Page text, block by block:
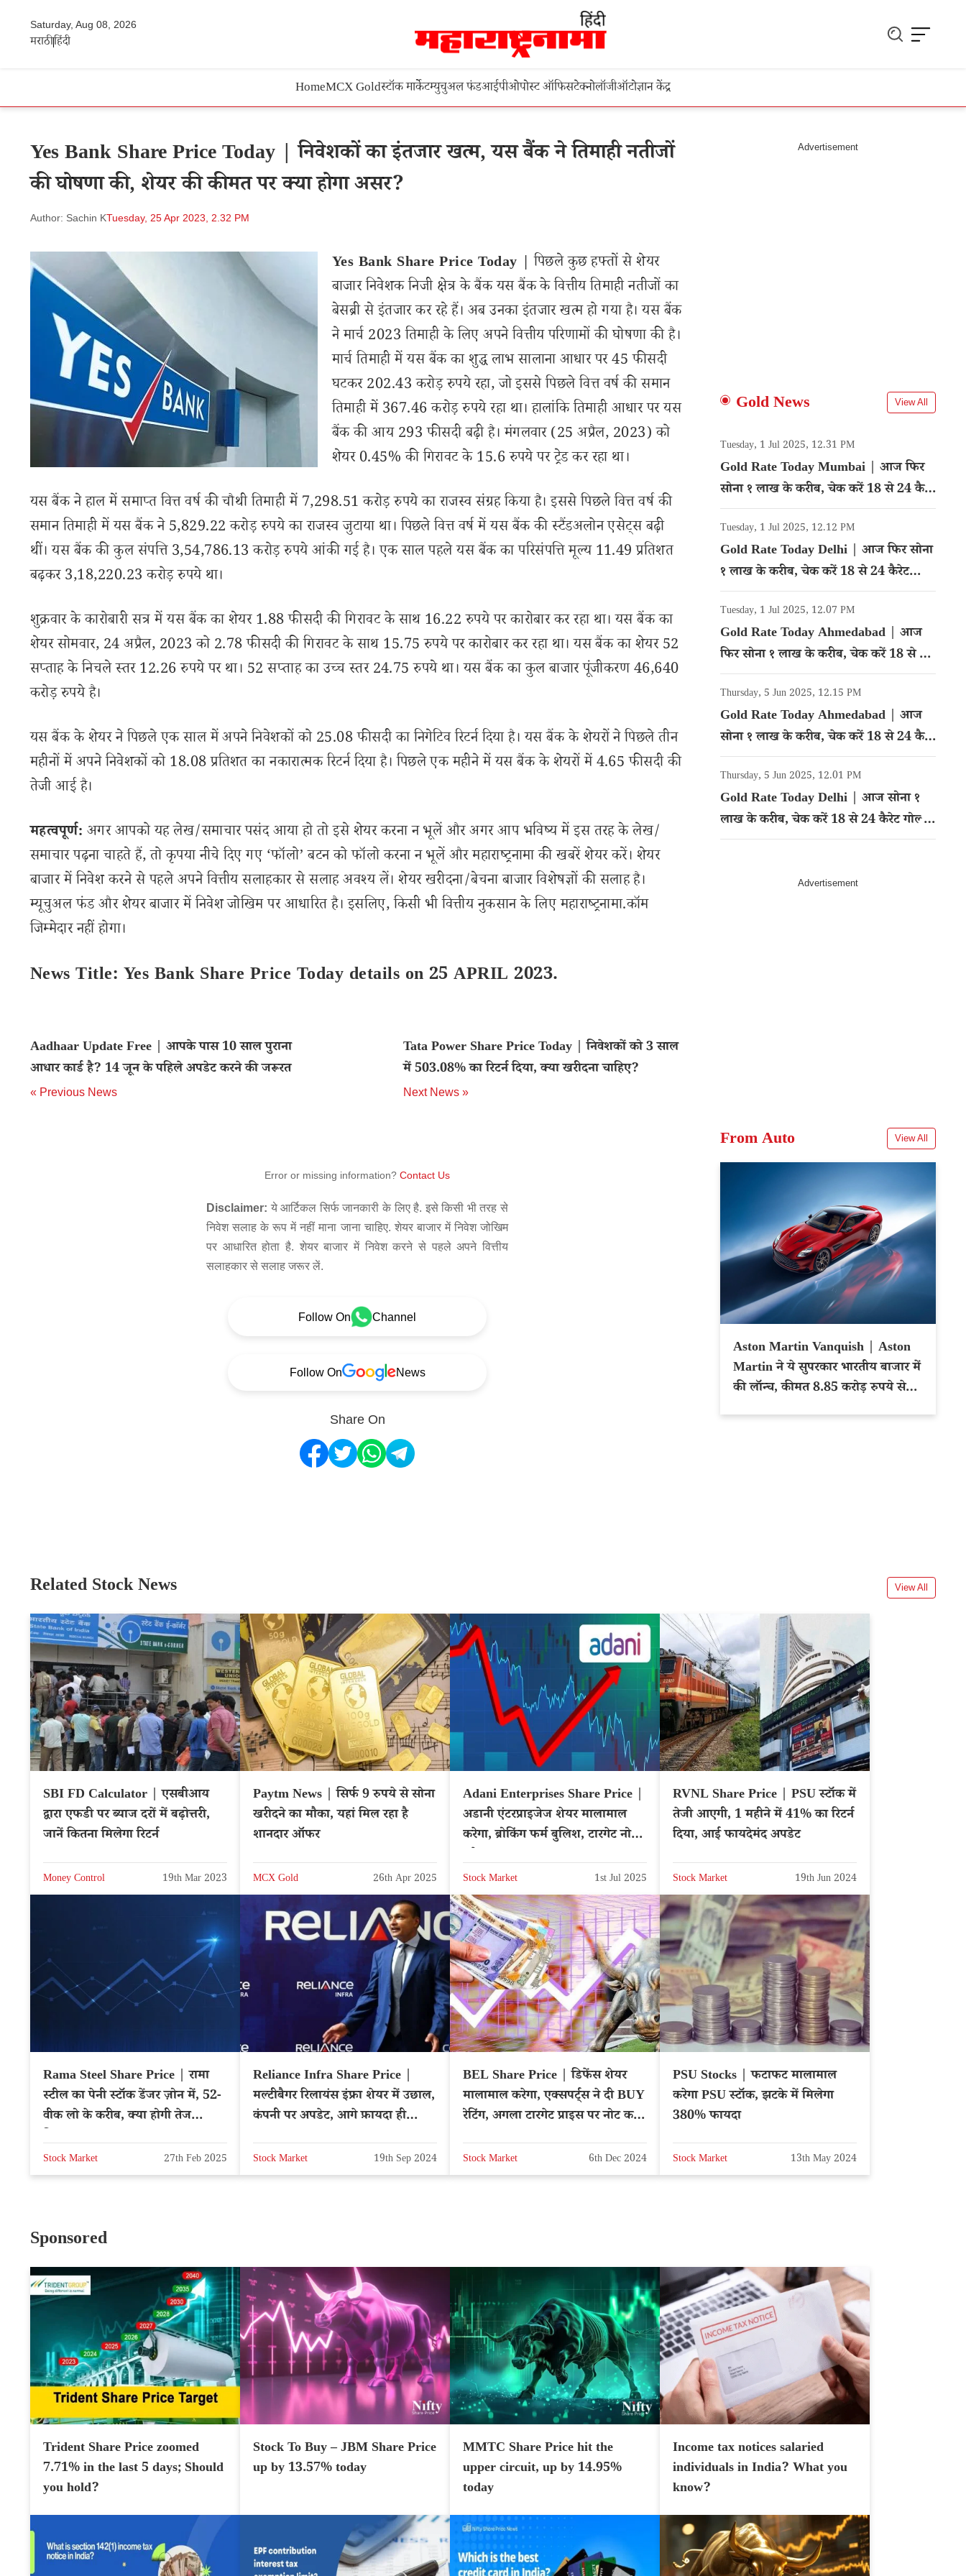
Saturday, Aug 08, 2026
मराठीहिंदी
HomeMCX Goldस्टॉक मार्केटम्युचुअल फंडआईपीओपोस्ट ऑफिसटेक्नोलॉजीऑटोज्ञान केंद्र
Yes Bank Share Price Today | निवेशकों का इंतजार खत्म, यस बैंक ने तिमाही नतीजों
की घोषणा की, शेयर की कीमत पर क्या होगा असर?
Author: Sachin KTuesday, 25 Apr 2023, 2.32 PM
Yes Bank Share Price Today | पिछले कुछ हफ्तों से शेयर
बाजार निवेशक निजी क्षेत्र के बैंक यस बैंक के वित्तीय तिमाही नतीजों का
बेसब्री से इंतजार कर रहे हैं। अब उनका इंतजार खत्म हो गया है। यस बैंक
ने मार्च 2023 तिमाही के लिए अपने वित्तीय परिणामों की घोषणा की है।
मार्च तिमाही में यस बैंक का शुद्ध लाभ सालाना आधार पर 45 फीसदी
घटकर 202.43 करोड़ रुपये रहा, जो इससे पिछले वित्त वर्ष की समान
तिमाही में 367.46 करोड़ रुपये रहा था। हालांकि तिमाही आधार पर यस
बैंक की आय 293 फीसदी बढ़ी है। मंगलवार (25 अप्रैल, 2023) को
शेयर 0.45% की गिरावट के 15.6 रुपये पर ट्रेड कर रहा था।
यस बैंक ने हाल में समाप्त वित्त वर्ष की चौथी तिमाही में 7,298.51 करोड़ रुपये का राजस्व संग्रह किया है। इससे पिछले वित्त वर्ष की
समान तिमाही में यस बैंक ने 5,829.22 करोड़ रुपये का राजस्व जुटाया था। पिछले वित्त वर्ष में यस बैंक की स्टैंडअलोन एसेट्स बढ़ी
थीं। यस बैंक की कुल संपत्ति 3,54,786.13 करोड़ रुपये आंकी गई है। एक साल पहले यस बैंक का परिसंपत्ति मूल्य 11.49 प्रतिशत
बढ़कर 3,18,220.23 करोड़ रुपये था।
शुक्रवार के कारोबारी सत्र में यस बैंक का शेयर 1.88 फीसदी की गिरावट के साथ 16.22 रुपये पर कारोबार कर रहा था। यस बैंक का
शेयर सोमवार, 24 अप्रैल, 2023 को 2.78 फीसदी की गिरावट के साथ 15.75 रुपये पर कारोबार कर रहा था। यस बैंक का शेयर 52
सप्ताह के निचले स्तर 12.26 रुपये पर था। 52 सप्ताह का उच्च स्तर 24.75 रुपये था। यस बैंक का कुल बाजार पूंजीकरण 46,640
करोड़ रुपये है।
यस बैंक के शेयर ने पिछले एक साल में अपने निवेशकों को 25.08 फीसदी का निगेटिव रिटर्न दिया है। यस बैंक के शेयरों ने पिछले तीन
महीनों में अपने निवेशकों को 18.08 प्रतिशत का नकारात्मक रिटर्न दिया है। पिछले एक महीने में यस बैंक के शेयरों में 4.65 फीसदी की
तेजी आई है।
महत्वपूर्ण: अगर आपको यह लेख/समाचार पसंद आया हो तो इसे शेयर करना न भूलें और अगर आप भविष्य में इस तरह के लेख/
समाचार पढ़ना चाहते हैं, तो कृपया नीचे दिए गए ‘फॉलो’ बटन को फॉलो करना न भूलें और महाराष्ट्रनामा की खबरें शेयर करें। शेयर
बाजार में निवेश करने से पहले अपने वित्तीय सलाहकार से सलाह अवश्य लें। शेयर खरीदना/बेचना बाजार विशेषज्ञों की सलाह है।
म्यूचुअल फंड और शेयर बाजार में निवेश जोखिम पर आधारित है। इसलिए, किसी भी वित्तीय नुकसान के लिए महाराष्ट्रनामा.कॉम
जिम्मेदार नहीं होगा।
News Title: Yes Bank Share Price Today details on 25 APRIL 2023.
Aadhaar Update Free | आपके पास 10 साल पुराना
आधार कार्ड है? 14 जून के पहिले अपडेट करने की जरूरत
« Previous News
Tata Power Share Price Today | निवेशकों को 3 साल
में 503.08% का रिटर्न दिया, क्या खरीदना चाहिए?
Next News »
Error or missing information? Contact Us
Disclaimer: ये आर्टिकल सिर्फ जानकारी के लिए है. इसे किसी भी तरह से
निवेश सलाह के रूप में नहीं माना जाना चाहिए. शेयर बाजार में निवेश जोखिम
पर आधारित होता है. शेयर बाजार में निवेश करने से पहले अपने वित्तीय
सलाहकार से सलाह जरूर लें.
Follow On Channel
Follow On News
Share On
Gold News View All
Tuesday, 1 Jul 2025, 12.31 PM
Gold Rate Today Mumbai | आज फिर
सोना १ लाख के करीब, चेक करें 18 से 24 कैरेट
गोल्ड का रेट
Tuesday, 1 Jul 2025, 12.12 PM
Gold Rate Today Delhi | आज फिर सोना
१ लाख के करीब, चेक करें 18 से 24 कैरेट
गोल्ड का रेट
Tuesday, 1 Jul 2025, 12.07 PM
Gold Rate Today Ahmedabad | आज
फिर सोना १ लाख के करीब, चेक करें 18 से 24
कैरेट गोल्ड का रेट
Thursday, 5 Jun 2025, 12.15 PM
Gold Rate Today Ahmedabad | आज
सोना १ लाख के करीब, चेक करें 18 से 24 कैरेट
गोल्ड का रेट
Thursday, 5 Jun 2025, 12.01 PM
Gold Rate Today Delhi | आज सोना १
लाख के करीब, चेक करें 18 से 24 कैरेट गोल्ड
का रेट
From Auto View All
Aston Martin Vanquish | Aston
Martin ने ये सुपरकार भारतीय बाजार में
की लॉन्च, कीमत 8.85 करोड़ रुपये से
Related Stock News View All
SBI FD Calculator | एसबीआय
द्वारा एफडी पर ब्याज दरों में बढ़ोत्तरी,
जानें कितना मिलेगा रिटर्न
Money Control 19th Mar 2023
Paytm News | सिर्फ 9 रुपये से सोना
खरीदने का मौका, यहां मिल रहा है
शानदार ऑफर
MCX Gold 26th Apr 2025
Adani Enterprises Share Price |
अडानी एंटरप्राइजेज शेयर मालामाल
करेगा, ब्रोकिंग फर्म बुलिश, टारगेट नोट
Stock Market 1st Jul 2025
RVNL Share Price | PSU स्टॉक में
तेजी आएगी, 1 महीने में 41% का रिटर्न
दिया, आई फायदेमंद अपडेट
Stock Market 19th Jun 2024
Rama Steel Share Price | रामा
स्टील का पेनी स्टॉक डेंजर ज़ोन में, 52-
वीक लो के करीब, क्या होगी तेज
Stock Market 27th Feb 2025
Reliance Infra Share Price |
मल्टीबैगर रिलायंस इंफ्रा शेयर में उछाल,
कंपनी पर अपडेट, आगे फ़ायदा ही
Stock Market 19th Sep 2024
BEL Share Price | डिफेंस शेयर
मालामाल करेगा, एक्सपर्ट्स ने दी BUY
रेटिंग, अगला टारगेट प्राइस पर नोट करें
Stock Market 6th Dec 2024
PSU Stocks | फटाफट मालामाल
करेगा PSU स्टॉक, झटके में मिलेगा
380% फायदा
Stock Market 13th May 2024
Sponsored
Trident Share Price zoomed
7.71% in the last 5 days; Should
you hold?
Stock To Buy – JBM Share Price
up by 13.57% today
MMTC Share Price hit the
upper circuit, up by 14.95%
today
Income tax notices salaried
individuals in India? What you
know?